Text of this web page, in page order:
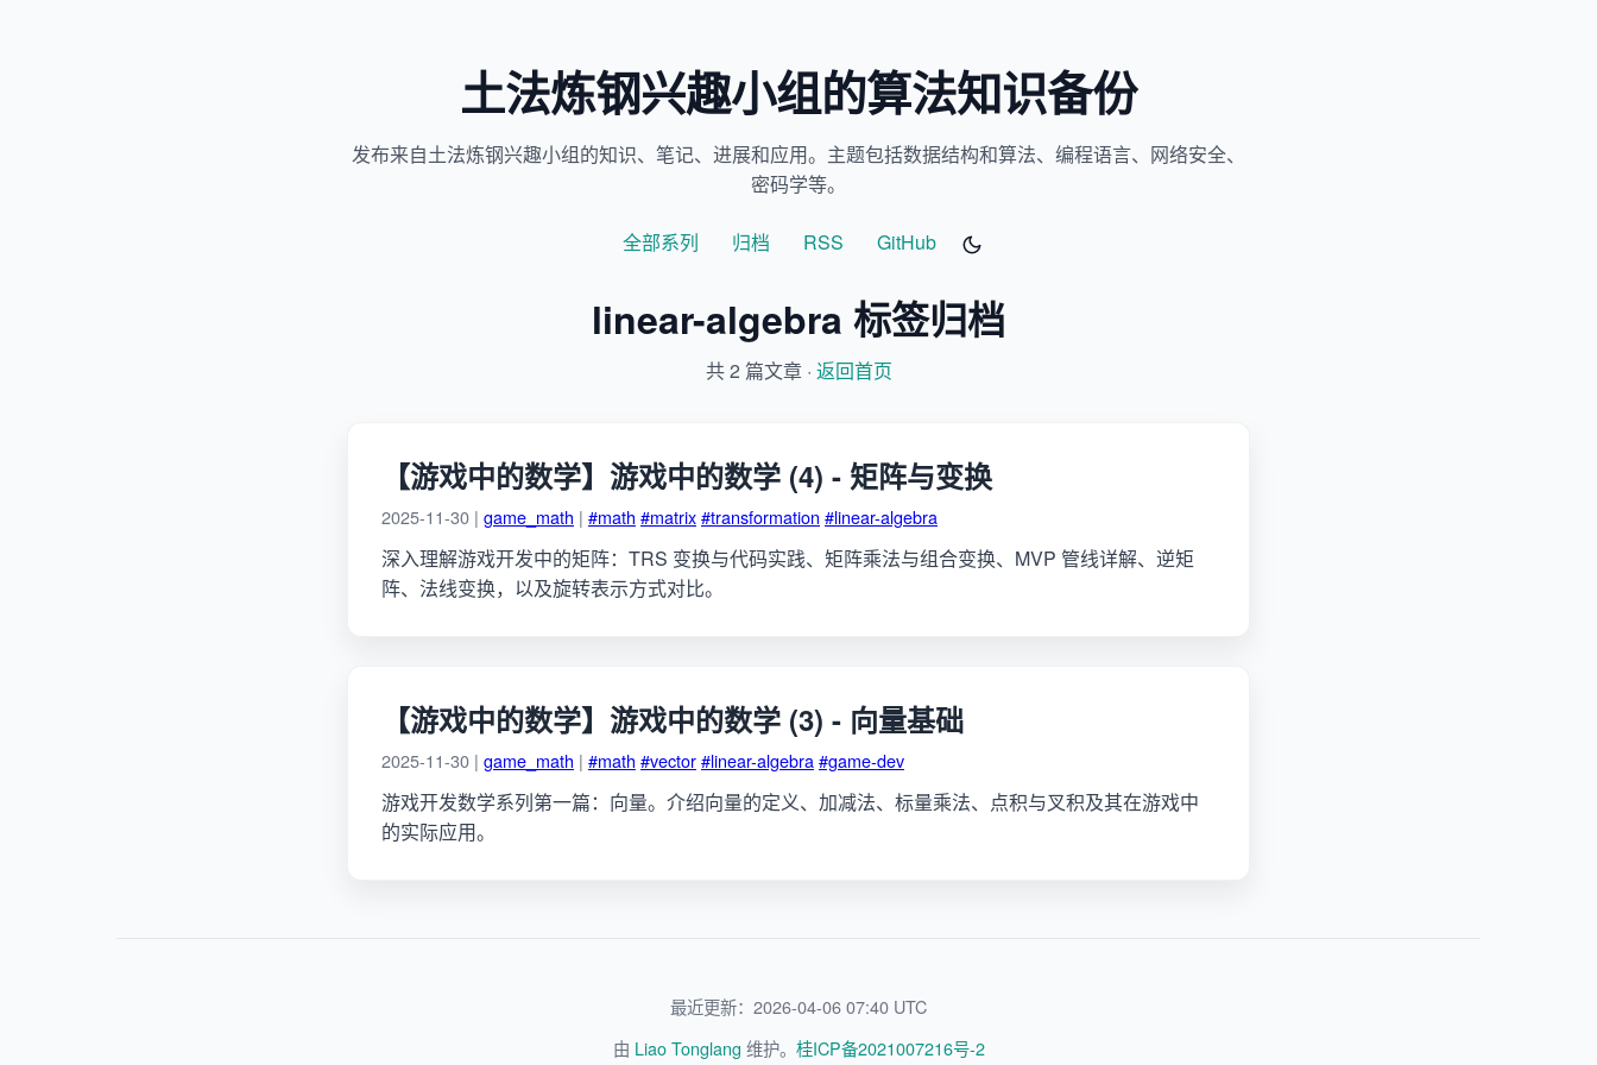
土法炼钢兴趣小组的算法知识备份
发布来自土法炼钢兴趣小组的知识、笔记、进展和应用。主题包括数据结构和算法、编程语言、网络安全、
密码学等。
全部系列 归档 RSS GitHub
linear-algebra 标签归档
共 2 篇文章 · 返回首页
【游戏中的数学】游戏中的数学 (4) - 矩阵与变换
2025-11-30 | game_math | #math #matrix#transformation #linear-algebra
深入理解游戏开发中的矩阵：TRS 变换与代码实践、矩阵乘法与组合变换、MVP 管线详解、逆矩
阵、法线变换，以及旋转表示方式对比。
【游戏中的数学】游戏中的数学 (3) - 向量基础
2025-11-30 | game_math | #math #vector#linear-algebra#game-dev
游戏开发数学系列第一篇：向量。介绍向量的定义、加减法、标量乘法、点积与叉积及其在游戏中
的实际应用。
最近更新：2026-04-06 07:40 UTC
由 Liao Tonglang 维护。 桂ICP备2021007216号-2